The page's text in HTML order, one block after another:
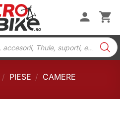
/ PIESE / CAMERE